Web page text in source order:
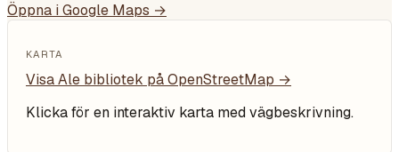
Öppna i Google Maps →
KARTA
VisaAle bibliotek på OpenStreetMap →
Klicka för en interaktiv karta med vägbeskrivning.